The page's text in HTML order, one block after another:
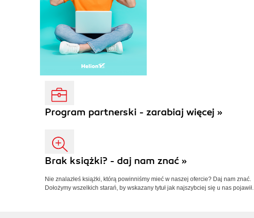
Program partnerski - zarabiaj więcej »
Brak książki? - daj nam znać »
Nie znalazłeś książki, którą powinniśmy mieć w naszej ofercie? Daj nam znać.
Dołożymy wszelkich starań, by wskazany tytuł jak najszybciej się u nas pojawił.